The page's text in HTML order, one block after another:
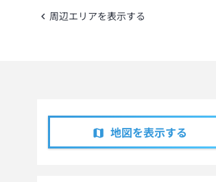
周辺エリアを表示する
地図を表示する